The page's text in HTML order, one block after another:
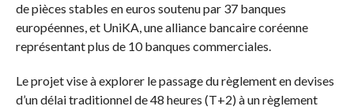
de pièces stables en euros soutenu par 37 banques
européennes, et UniKA, une alliance bancaire coréenne
représentant plus de 10 banques commerciales.
Le projet vise à explorer le passage du règlement en devises
d’un délai traditionnel de 48 heures (T+2) à un règlement